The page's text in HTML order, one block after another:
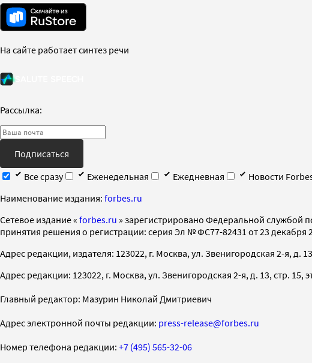
На сайте работает синтез речи
Рассылка:
Подписаться
Все сразу
Еженедельная Ежедневная
Новости
Наименование издания: forbes.ru
Cетевое издание « forbes.ru » зарегистрировано Федеральной службой
принятия решения о регистрации: серия Эл № ФС77-82431 от 23 декабря
Адрес редакции, издателя: 123022, г. Москва, ул. Звенигородская 2-я, д.
Адрес редакции: 123022, г. Москва, ул. Звенигородская 2-я, д. 13, стр. 15,
Главный редактор: Мазурин Николай Дмитриевич
Адрес электронной почты редакции: press-release@forbes.ru
Номер телефона редакции: +7 (495) 565-32-06